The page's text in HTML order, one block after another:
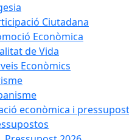
Ciutadana
Econòmica
de Vida
Econòmics
econòmica i